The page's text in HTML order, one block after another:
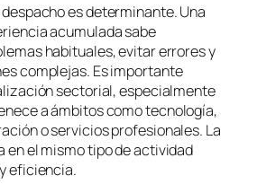
es determinante. Una
acumulada sabe
habituales, evitar errores y
complejas. Es importante
sectorial, especialmente
a ámbitos como tecnología,
o servicios profesionales. La
en el mismo tipo de actividad
eficiencia.